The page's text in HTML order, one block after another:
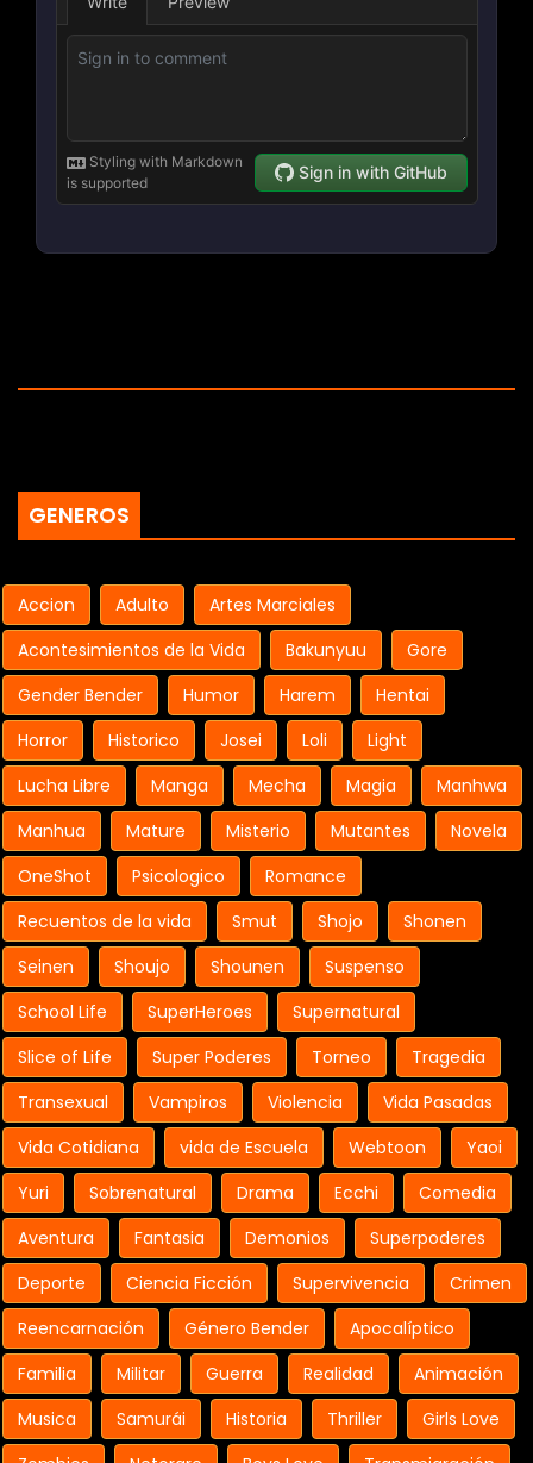
GENEROS
Accion Adulto
Artes Marciales
Acontesimientos de la Vida
Bakunyuu
Gore
Gender Bender
Humor Harem
Hentai
Horror
Historico Josei Loli
Light
Lucha Libre
Manga Mecha Magia
Manhwa
Manhua
Mature Misterio Mutantes
Novela
OneShot
Psicologico
Romance
Recuentos de la vida
Smut Shojo
Shonen
Seinen
Shoujo Shounen
Suspenso
School Life
SuperHeroes
Supernatural
Slice of Life
Super Poderes Torneo
Tragedia
Transexual
Vampiros Violencia
Vida Pasadas
Vida Cotidiana
vida de Escuela Webtoon
Yaoi
Yuri
Sobrenatural Drama Ecchi
Comedia
Aventura
Fantasia Demonios
Superpoderes
Deporte
Ciencia Ficción Supervivencia
Crimen
Reencarnación
Género Bender
Apocalíptico
Familia
Militar Guerra Realidad
Animación
Musica
Samurái Historia Thriller
Girls Love